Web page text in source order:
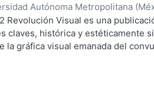
Autónoma Metropolitana
Jorge Gabriel;Arroyo
;Del Castillo Troncoso, Alberto
Arnulfo;Tamayo, Sergio;Moreno
Revolución Visual es una
claves, histórica y estéticamente
la gráfica visual emanada del